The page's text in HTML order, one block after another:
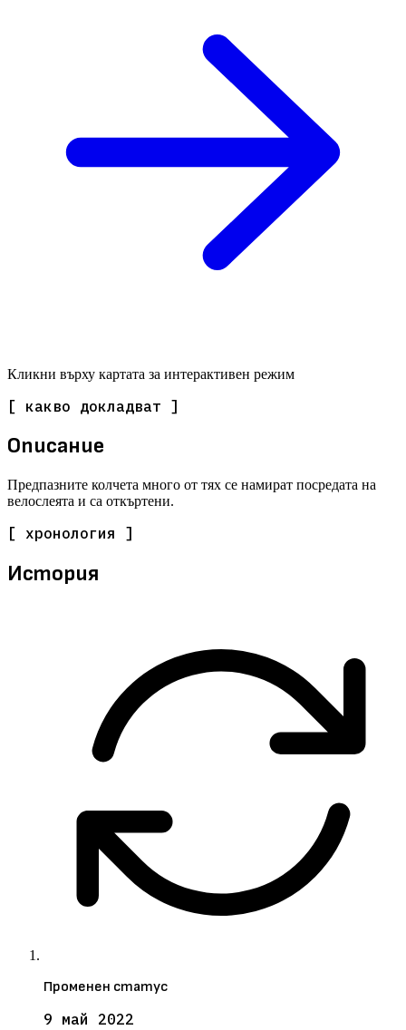
Кликни върху картата за интерактивен режим
[ какво докладват ]
Описание
Предпазните колчета много от тях се намират посредата на
велослеята и са откъртени.
[ хронология ]
История
Променен статус
9 май 2022